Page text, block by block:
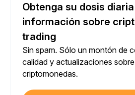
Obtenga su dosis
información sobre
trading
Sin spam. Sólo un montón de
calidad y actualizaciones
criptomonedas.